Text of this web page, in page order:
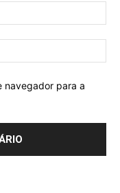
navegador para a